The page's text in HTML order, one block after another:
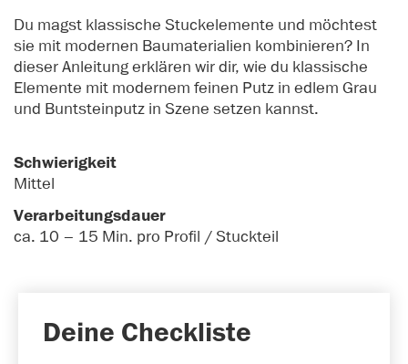
Du magst klassische Stuckelemente und möchtest
sie mit modernen Baumaterialien kombinieren? In
dieser Anleitung erklären wir dir, wie du klassische
Elemente mit modernem feinen Putz in edlem Grau
und Buntsteinputz in Szene setzen kannst.
Schwierigkeit
Mittel
Verarbeitungsdauer
ca. 10 – 15 Min. pro Profil / Stuckteil
Deine Checkliste